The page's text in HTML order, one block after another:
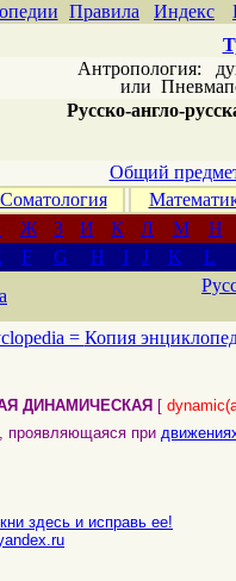
Правила Индекс
Антропология:
или
Русско-англо-
Общий
Соматология
Ж З И К Л М
Н
F G H I J K
L
= Копия
ДИНАМИЧЕСКАЯ [
, проявляющаяся при
здесь и исправь ее!